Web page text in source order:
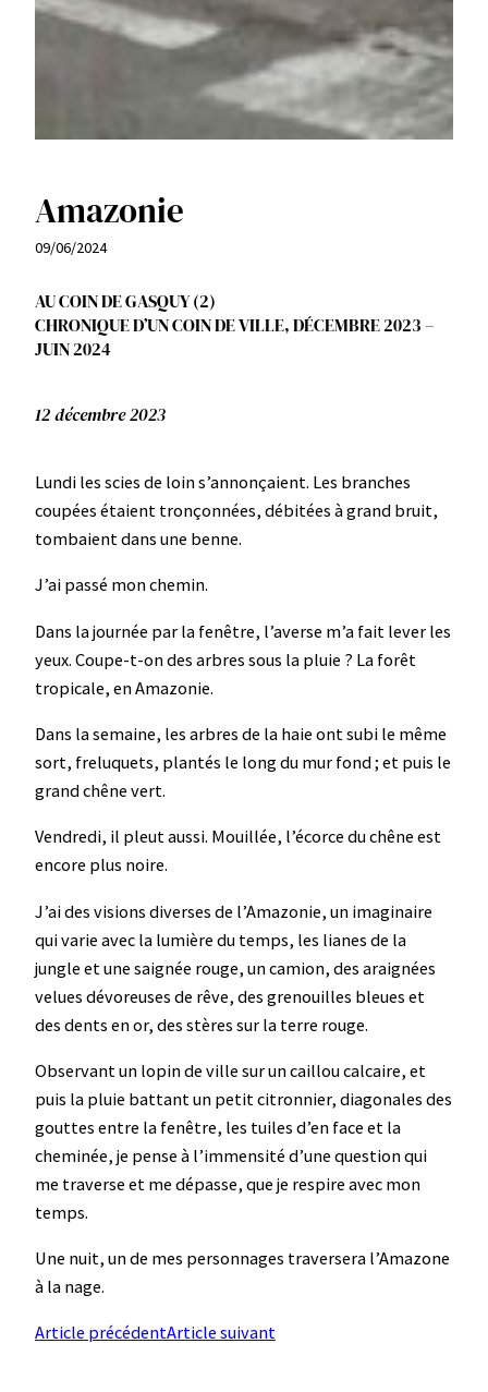
Amazonie
09/06/2024
AU COIN DE GASQUY (2)
CHRONIQUE D’UN COIN DE VILLE, DÉCEMBRE 2023 –
JUIN 2024
12 décembre 2023
Lundi les scies de loin s’annonçaient. Les branches
coupées étaient tronçonnées, débitées à grand bruit,
tombaient dans une benne.
J’ai passé mon chemin.
Dans la journée par la fenêtre, l’averse m’a fait lever les
yeux. Coupe-t-on des arbres sous la pluie ? La forêt
tropicale, en Amazonie.
Dans la semaine, les arbres de la haie ont subi le même
sort, freluquets, plantés le long du mur fond ; et puis le
grand chêne vert.
Vendredi, il pleut aussi. Mouillée, l’écorce du chêne est
encore plus noire.
J’ai des visions diverses de l’Amazonie, un imaginaire
qui varie avec la lumière du temps, les lianes de la
jungle et une saignée rouge, un camion, des araignées
velues dévoreuses de rêve, des grenouilles bleues et
des dents en or, des stères sur la terre rouge.
Observant un lopin de ville sur un caillou calcaire, et
puis la pluie battant un petit citronnier, diagonales des
gouttes entre la fenêtre, les tuiles d’en face et la
cheminée, je pense à l’immensité d’une question qui
me traverse et me dépasse, que je respire avec mon
temps.
Une nuit, un de mes personnages traversera l’Amazone
à la nage.
Article précédentArticle suivant